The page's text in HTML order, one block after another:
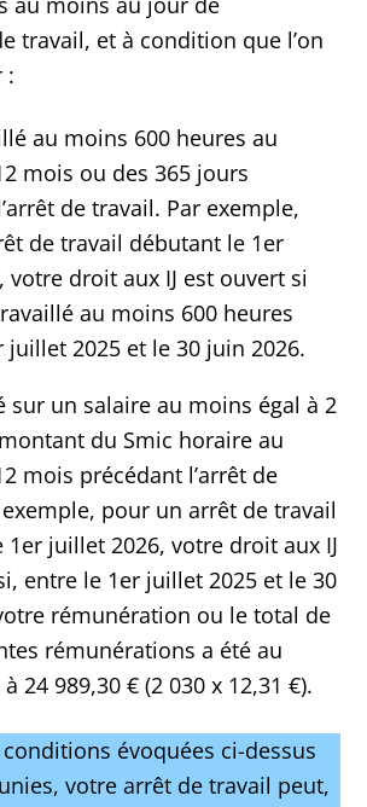
travail, et à condition que l’on
:
au moins 600 heures au
mois ou des 365 jours
de travail. Par exemple,
de travail débutant le 1er
votre droit aux IJ est ouvert si
au moins 600 heures
juillet 2025 et le 30 juin 2026.
sur un salaire au moins égal à 2
du Smic horaire au
mois précédant l’arrêt de
pour un arrêt de travail
1er juillet 2026, votre droit aux IJ
entre le 1er juillet 2025 et le 30
rémunération ou le total de
rémunérations a été au
24 989,30 € (2 030 x 12,31 €).
conditions évoquées ci-dessus
votre arrêt de travail peut,